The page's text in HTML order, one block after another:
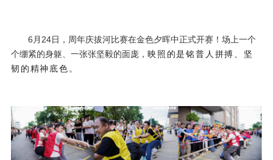
个绷紧的身躯、一张张坚毅的面庞，
韧的精神底色 。